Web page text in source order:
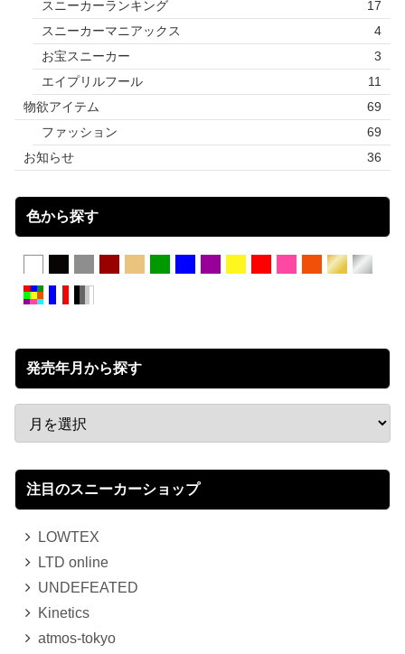
スニーカーランキング
17
スニーカーマニアックス
4
お宝スニーカー
3
エイプリルフール
11
物欲アイテム
69
ファッション
69
お知らせ
36
色から探す
発売年月から探す
注目のスニーカーショップ
LOWTEX
LTD online
UNDEFEATED
Kinetics
atmos-tokyo